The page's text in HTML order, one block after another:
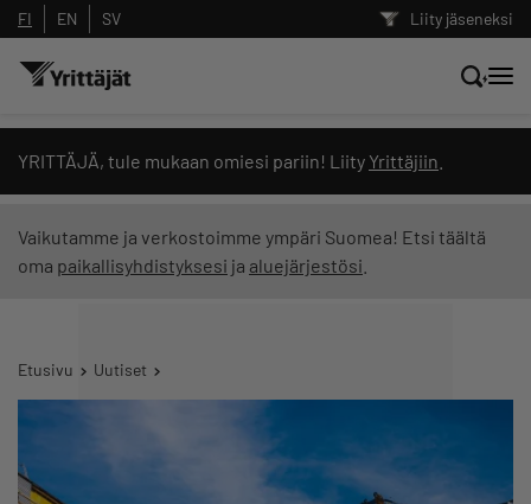
Liity jäseneksi
FI EN SV
YRITTÄJÄ, tule mukaan omiesi pariin! Liity Yrittäjiin
Vaikutamme ja verkostoimme ympäri Suomea! Etsi täältä
oma paikallisyhdistyksesi ja aluejärjestösi
Etusivu Uutiset
Hae sivustolta tai kysy suoraan
Yrittäjien tekoälyltä
Suodata hakutuloksia: näytä kaikki sisältö